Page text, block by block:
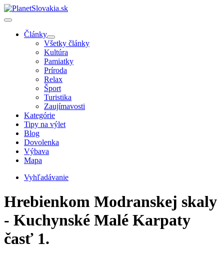
Články
Všetky články
Kultúra
Pamiatky
Príroda
Relax
Šport
Turistika
Zaujímavosti
Kategórie
Tipy na výlet
Blog
Dovolenka
Výbava
Mapa
Vyhľadávanie
Hrebienkom Modranskej skaly
- Kuchynské Malé Karpaty
časť 1.